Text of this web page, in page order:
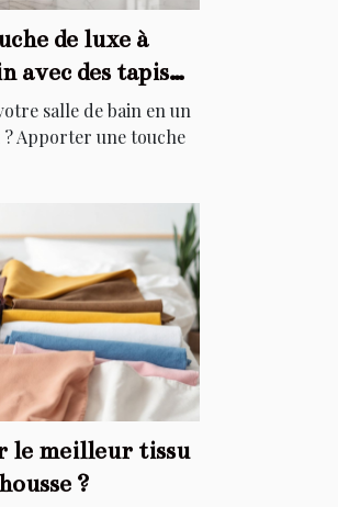
de luxe à
avec des tapis
salle de bain en un
Apporter une touche
le meilleur tissu
?